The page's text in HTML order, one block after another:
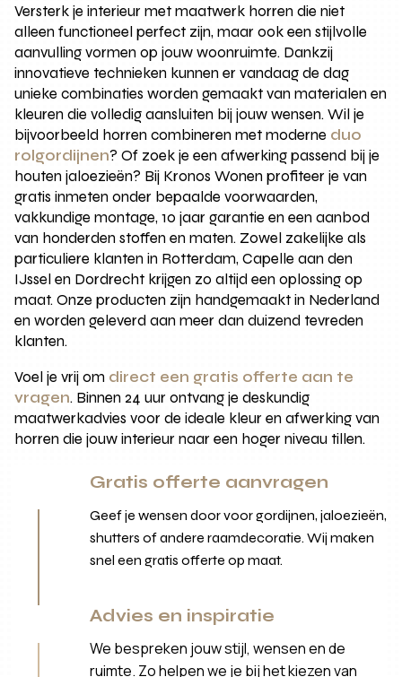
Versterk je interieur met maatwerk horren die niet
alleen functioneel perfect zijn, maar ook een stijlvolle
aanvulling vormen op jouw woonruimte. Dankzij
innovatieve technieken kunnen er vandaag de dag
unieke combinaties worden gemaakt van materialen en
kleuren die volledig aansluiten bij jouw wensen. Wil je
bijvoorbeeld horren combineren met moderne duo
rolgordijnen? Of zoek je een afwerking passend bij je
houten jaloezieën? Bij Kronos Wonen profiteer je van
gratis inmeten onder bepaalde voorwaarden,
vakkundige montage, 10 jaar garantie en een aanbod
van honderden stoffen en maten. Zowel zakelijke als
particuliere klanten in Rotterdam, Capelle aan den
IJssel en Dordrecht krijgen zo altijd een oplossing op
maat. Onze producten zijn handgemaakt in Nederland
en worden geleverd aan meer dan duizend tevreden
klanten.
Voel je vrij om direct een gratis offerte aan te
vragen. Binnen 24 uur ontvang je deskundig
maatwerkadvies voor de ideale kleur en afwerking van
horren die jouw interieur naar een hoger niveau tillen.
Gratis offerte aanvragen
Geef je wensen door voor gordijnen, jaloezieën,
shutters of andere raamdecoratie. Wij maken
snel een gratis offerte op maat.
Advies en inspiratie
We bespreken jouw stijl, wensen en de
ruimte. Zo helpen we je bij het kiezen van